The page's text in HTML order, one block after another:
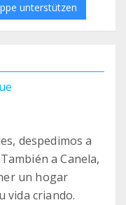
unterstützen
despedimos a
a Canela,
un hogar
vida criando.